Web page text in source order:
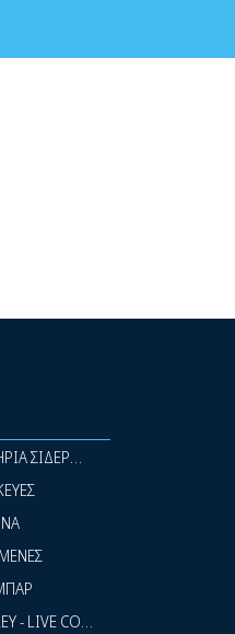
ΣΙΔΕΡΩΤΗΡΙΑ ΡΟΥΧΩΝ
- LIVE COOKING